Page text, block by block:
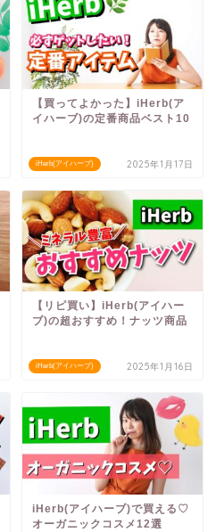
iHerb(アイハーブ)
【買ってよかった】iHerb(ア
イハーブ)の定番商品ベスト10
2025年1月17日
iHerb(アイハーブ)
【リピ買い】iHerb(アイハー
ブ)の超おすすめ！ナッツ商品
2025年1月16日
iHerb(アイハーブ)で買える♡
オーガニックコスメ12選